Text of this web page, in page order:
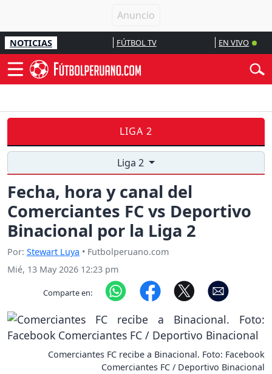
NOTICIAS FÚTBOL TV EN VIVO
LIGA 2
Liga 2
Fecha, hora y canal del
Comerciantes FC vs Deportivo
Binacional por la Liga 2
Por: Stewart Luya • Futbolperuano.com
Mié, 13 May 2026 12:23 pm
Comparte en:
Comerciantes FC recibe a Binacional. Foto: Facebook
Comerciantes FC / Deportivo Binacional